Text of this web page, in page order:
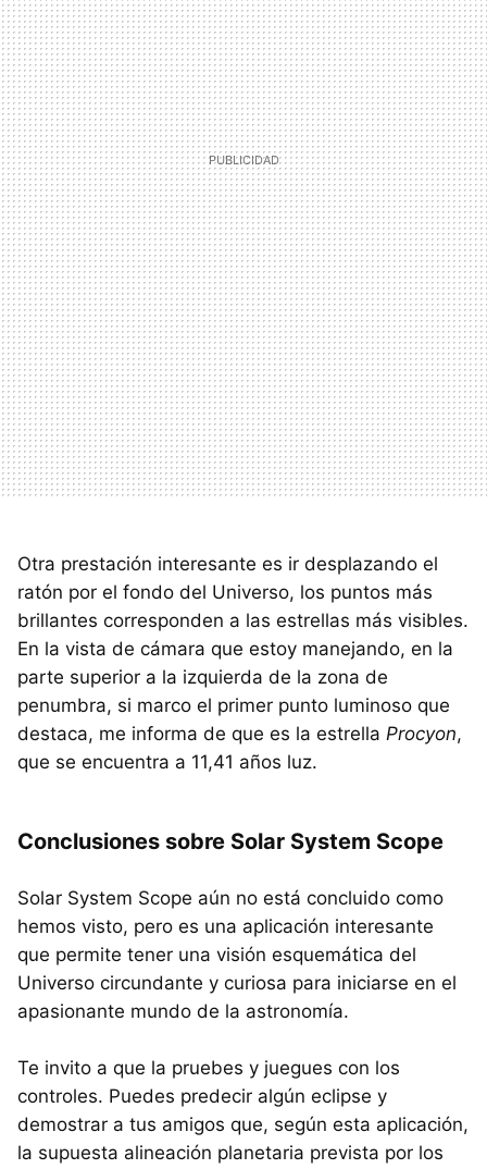
Otra prestación interesante es ir desplazando el
ratón por el fondo del Universo, los puntos más
brillantes corresponden a las estrellas más visibles.
En la vista de cámara que estoy manejando, en la
parte superior a la izquierda de la zona de
penumbra, si marco el primer punto luminoso que
destaca, me informa de que es la estrella Procyon,
que se encuentra a 11,41 años luz.
Conclusiones sobre Solar System Scope
Solar System Scope aún no está concluido como
hemos visto, pero es una aplicación interesante
que permite tener una visión esquemática del
Universo circundante y curiosa para iniciarse en el
apasionante mundo de la astronomía.
Te invito a que la pruebes y juegues con los
controles. Puedes predecir algún eclipse y
demostrar a tus amigos que, según esta aplicación,
la supuesta alineación planetaria prevista por los